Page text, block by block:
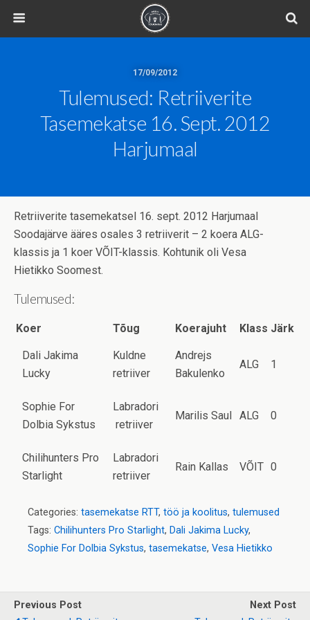
17/09/2012
Tulemused: Retriiverite
Tasemekatse 16. Sept. 2012
Harjumaal
Retriiverite tasemekatsel 16. sept. 2012 Harjumaal
Soodajärve ääres osales 3 retriiverit – 2 koera ALG-
klassis ja 1 koer VÕIT-klassis. Kohtunik oli Vesa
Hietikko Soomest.
Tulemused:
Koer Tõug Koerajuht Klass Järk
Dali Jakima
Lucky
Kuldne
retriiver
Andrejs
Bakulenko
ALG 1
Sophie For
Dolbia Sykstus
Labradori
retriiver
Marilis Saul ALG 0
Chilihunters Pro
Starlight
Labradori
retriiver
Rain Kallas VÕIT 0
Categories: tasemekatse RTT, töö ja koolitus, tulemused
Tags: Chilihunters Pro Starlight, Dali Jakima Lucky,
Sophie For Dolbia Sykstus, tasemekatse, Vesa Hietikko
Previous Post
Next Post